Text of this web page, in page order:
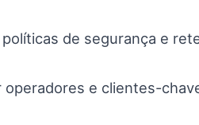
de segurança e
operadores e clientes-